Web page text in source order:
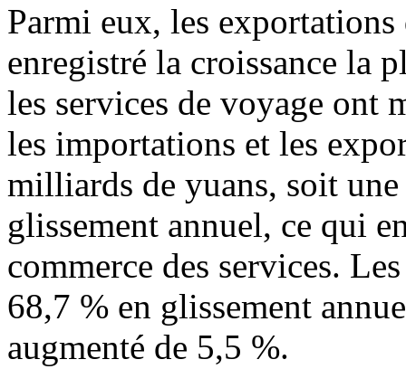
Parmi eux, les
enregistré la croissance la
les services de voyage ont
les importations et les
milliards de yuans, soit
glissement annuel, ce qui
commerce des services.
68,7 % en glissement
augmenté de 5,5 %.